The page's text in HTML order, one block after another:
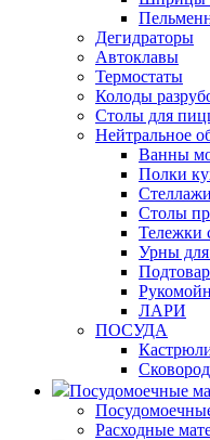
Дегидраторы
Автоклавы
Термостаты
Колоды
Столы для
Нейтральное
Ванны
Полки
Столы
Тележки
Урны для
ЛАРИ
ПОСУДА
Посудомоечные
Расходные